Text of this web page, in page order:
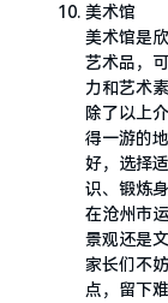
美术馆
美术馆是
艺术品，
力和艺术素
除了以上
得一游的
好，选择
识、锻炼
在沧州市
景观还是
家长们不
点，留下